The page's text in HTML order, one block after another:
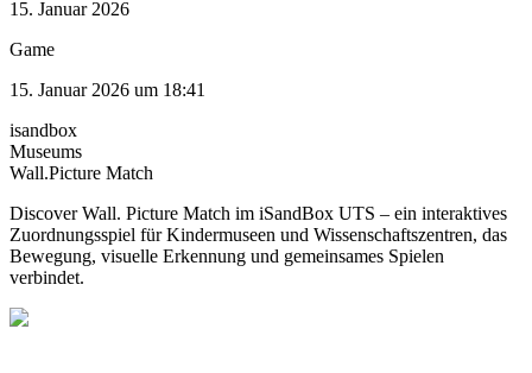
15. Januar 2026
Game
15. Januar 2026 um 18:41
isandbox
Museums
Wall.Picture Match
Discover Wall. Picture Match im iSandBox UTS – ein interaktives
Zuordnungsspiel für Kindermuseen und Wissenschaftszentren, das
Bewegung, visuelle Erkennung und gemeinsames Spielen
verbindet.